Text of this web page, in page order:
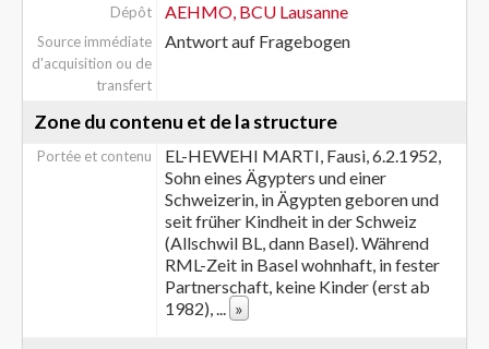
Dépôt AEHMO, BCU Lausanne
Source immédiate
d'acquisition ou de
transfert
Antwort auf Fragebogen
Zone du contenu et de la structure
Portée et contenu
EL-HEWEHI MARTI, Fausi, 6.2.1952,
Sohn eines Ägypters und einer
Schweizerin, in Ägypten geboren und
seit früher Kindheit in der Schweiz
(Allschwil BL, dann Basel). Während
RML-Zeit in Basel wohnhaft, in fester
Partnerschaft, keine Kinder (erst ab
1982),... »